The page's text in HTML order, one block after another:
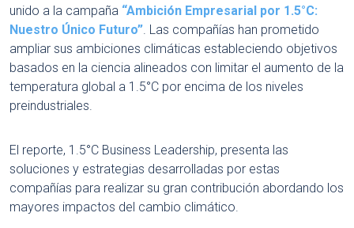
unido a la campaña “Ambición Empresarial por 1.5°C:
Nuestro Único Futuro”. Las compañías han prometido
ampliar sus ambiciones climáticas estableciendo objetivos
basados ​​en la ciencia alineados con limitar el aumento de la
temperatura global a 1.5°C por encima de los niveles
preindustriales.
El reporte, 1.5°C Business Leadership, presenta las
soluciones y estrategias desarrolladas por estas
compañías para realizar su gran contribución abordando los
mayores impactos del cambio climático.